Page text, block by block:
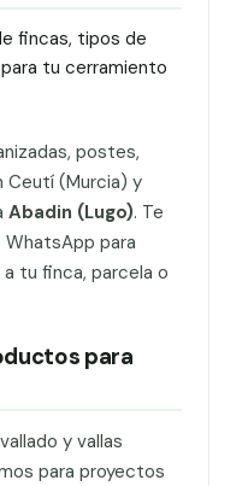
fincas, tipos de
tu cerramiento
postes,
Ceutí (Murcia) y
Abadin (Lugo). Te
para
tu finca, parcela o
para
y vallas
para proyectos